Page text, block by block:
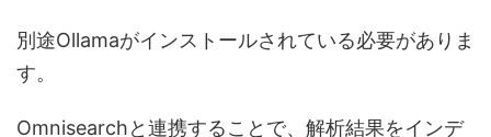
別途Ollamaがインストールされている必要がありま
す。
Omnisearchと連携することで、解析結果をインデ